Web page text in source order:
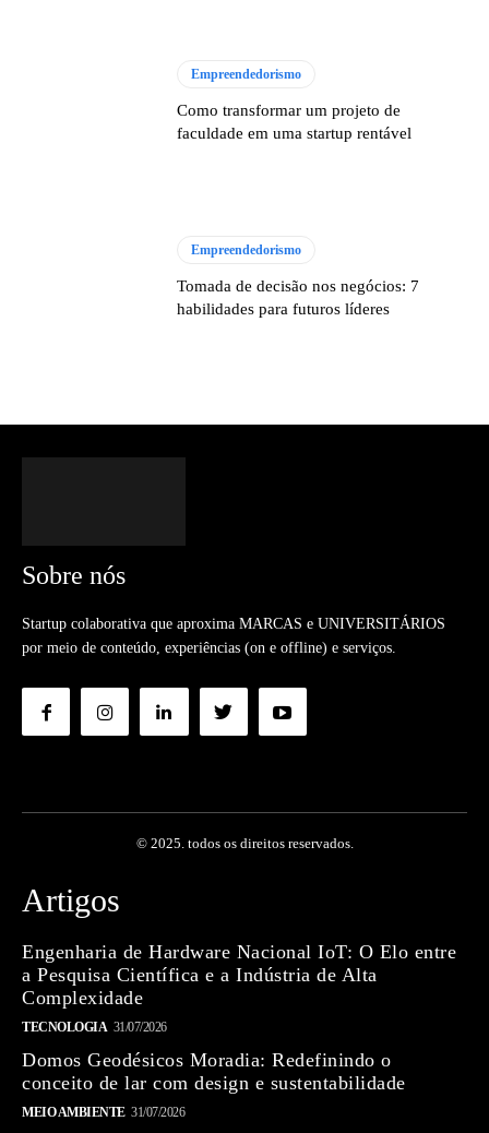
Empreendedorismo
Como transformar um projeto de
faculdade em uma startup rentável
Empreendedorismo
Tomada de decisão nos negócios: 7
habilidades para futuros líderes
Sobre nós
Startup colaborativa que aproxima MARCAS e UNIVERSITÁRIOS
por meio de conteúdo, experiências (on e offline) e serviços.
© 2025. todos os direitos reservados.
Artigos
Engenharia de Hardware Nacional IoT: O Elo entre
a Pesquisa Científica e a Indústria de Alta
Complexidade
TECNOLOGIA 31/07/2026
Domos Geodésicos Moradia: Redefinindo o
conceito de lar com design e sustentabilidade
MEIO AMBIENTE 31/07/2026